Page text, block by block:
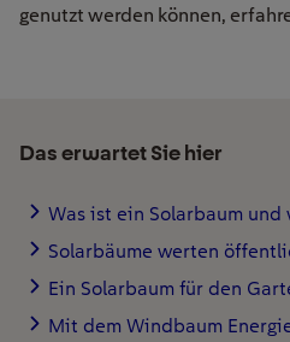
genutzt werden können,
Das erwartet Sie hier
Was ist ein Solarbaum und
Solarbäume werten
Ein Solarbaum für den
Mit dem Windbaum